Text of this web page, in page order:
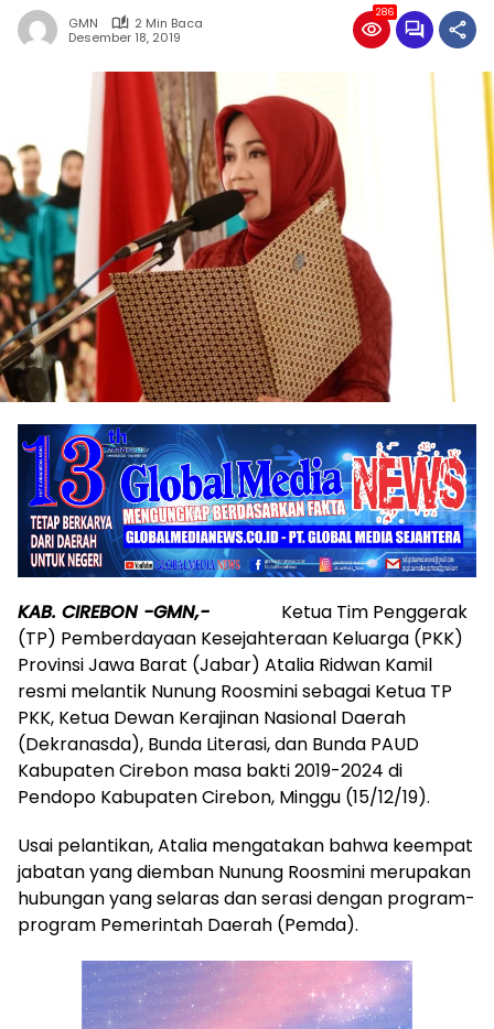
GMN
2 Min Baca
Desember 18, 2019
286
KAB. CIREBON -GMN,-
Ketua Tim Penggerak
(TP) Pemberdayaan Kesejahteraan Keluarga (PKK)
Provinsi Jawa Barat (Jabar) Atalia Ridwan Kamil
resmi melantik Nunung Roosmini sebagai Ketua TP
PKK, Ketua Dewan Kerajinan Nasional Daerah
(Dekranasda), Bunda Literasi, dan Bunda PAUD
Kabupaten Cirebon masa bakti 2019-2024 di
Pendopo Kabupaten Cirebon, Minggu (15/12/19).
Usai pelantikan, Atalia mengatakan bahwa keempat
jabatan yang diemban Nunung Roosmini merupakan
hubungan yang selaras dan serasi dengan program-
program Pemerintah Daerah (Pemda).